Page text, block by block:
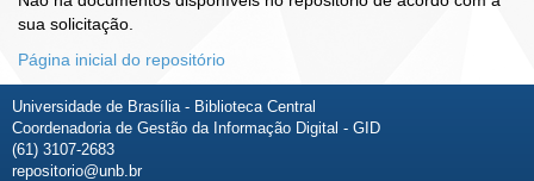
sua solicitação.
Página inicial do repositório
Universidade de Brasília - Biblioteca Central
Coordenadoria de Gestão da Informação Digital - GID
(61) 3107-2683
repositorio@unb.br